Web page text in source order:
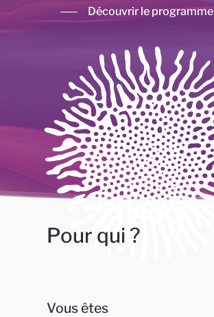
Découvrir le programme
Pour qui ?
Vous êtes